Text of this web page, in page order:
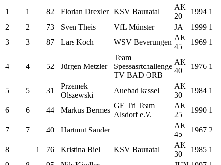
1
1 82 Florian Drexler KSV Baunatal
AK
20
1994 1
2
2 73 Sven Theis VfL Münster JA 1999 1
3
3 87 Lars Koch WSV Beverungen
AK
45
1969 1
4 4 52 Jürgen Metzler
Team
Spessasrtchallenge
TV BAD ORB
AK
40
1976 1
5 5 31
Przemek
Olszewski
Auebad kassel
AK
30
1984 1
6 6 44 Markus Bermes
GE Tri Team
Alsdorf e.V.
AK
25
1990 1
7 7 40 Hartmut Sander
AK
45
1967 2
8 1 76 Kristina Biel KSV Baunatal
AK
30
1985 1